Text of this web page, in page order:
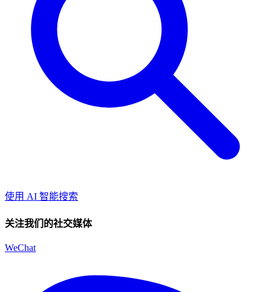
使用 AI 智能搜索
关注我们的社交媒体
WeChat